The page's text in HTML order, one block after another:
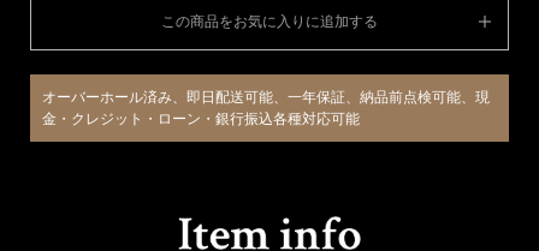
この商品をお気に入りに追加する
オーバーホール済み、即日配送可能、一年保証、納品前点検可能、現
金・クレジット・ローン・銀行振込各種対応可能